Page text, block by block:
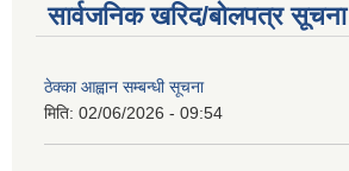
सार्वजनिक खरिद/बोलपत्र सूचना
ठेक्का आह्वान सम्बन्धी सूचना
मिति: 02/06/2026 - 09:54